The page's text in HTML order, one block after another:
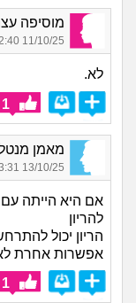
מוסיפה
11/10/25 12:40
לא.
1
מאמן מנטלי,
13/10/25 13:31
אם היא הייתה עם
להריון
הריון יכול
אפשרות אחרת
1